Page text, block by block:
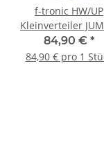
f-tronic HW/UP
Kleinverteiler
48+8, 4-reihig
84,90 € *
84,90 € pro 1